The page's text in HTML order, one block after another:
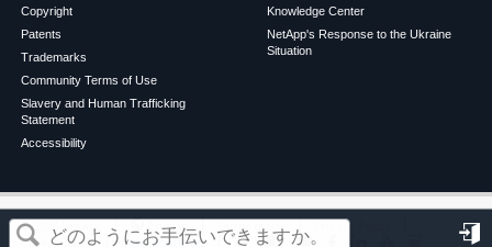
この記事は役に立ちましたか？
Copyright
Patents
Trademarks
Community Terms of Use
Slavery and Human Trafficking
Statement
Accessibility
Knowledge Center
NetApp's Response to the Ukraine
Situation
©2026 NetApp English Terms of Use
Privacy Policy
Cookie Policy
Cookie Settings